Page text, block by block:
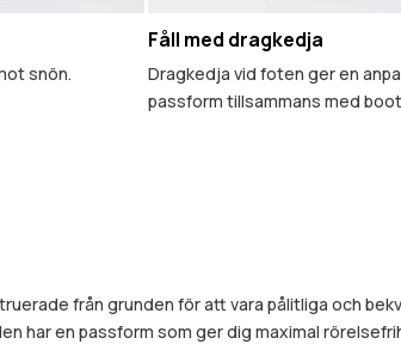
snön.
Fåll med dragkedja
Dragkedja vid foten ger en
passform tillsammans med
från grunden för att vara pålitliga och
har en passform som ger dig maximal